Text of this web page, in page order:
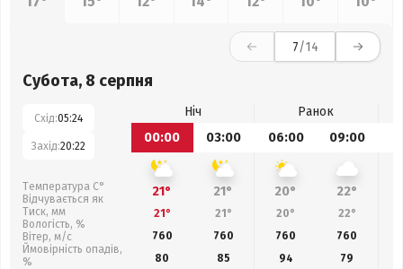
7/14
Субота, 8 серпня
Схід:05:24
Захід:20:22
Температура С°
Відчувається як
Тиск, мм
Вологість, %
Вітер, м/с
Ймовірність опадів,
%
Ніч
Ранок
00:00
03:00 06:00 09:00
21° 21° 20° 22°
21° 21° 20° 22°
760
760 760 760
80
85 94 79